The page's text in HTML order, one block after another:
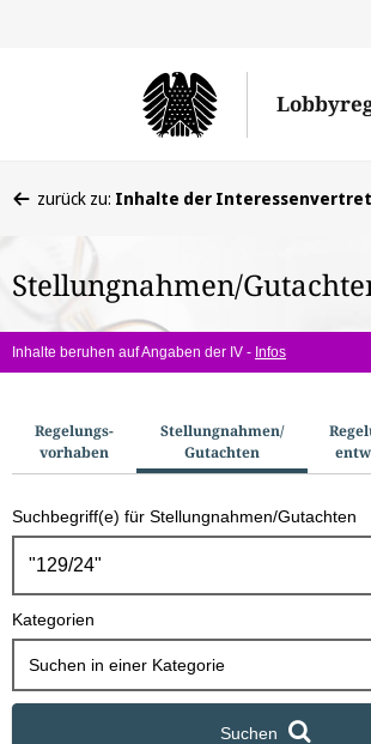
befinden
hier:
zurück zu: Inhalte der
Stellungnahmen/
Inhalte beruhen auf Angaben der IV - Infos
u
c
h
o
Regelungs­
vorhaben
Stellungnahmen/​
Gutachten
Suchbegriff(e) für Stellungnahmen/Gutachten
Kategorien
Suchen in einer Kategorie
Suchen